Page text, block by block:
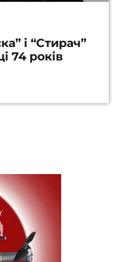
і “Стирач”
74 років